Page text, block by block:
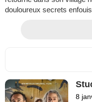
douloureux secrets
8